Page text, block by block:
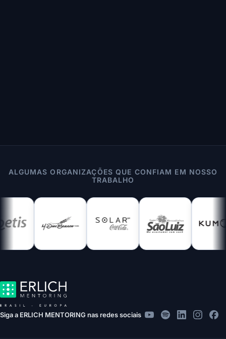
ALGUMAS ORGANIZAÇÕES QUE CONFIAM EM NOSSO
TRABALHO
Siga a ERLICH MENTORING nas redes sociais